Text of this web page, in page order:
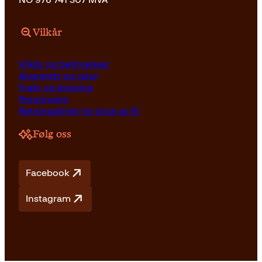
Vilkår
Vilkår og betingelser
Angrerett og retur
Frakt og levering
Personvern
Retningslinjer for bruk av KI
Følg oss
Facebook
Instagram